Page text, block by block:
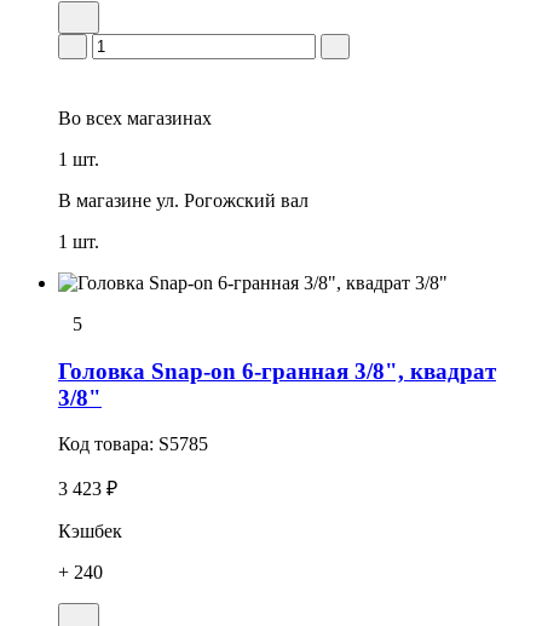
Во всех магазинах
1 шт.
В магазине ул. Рогожский вал
1 шт.
5
Головка Snap-on 6-гранная 3/8", квадрат
3/8"
Код товара: S5785
3 423 ₽
Кэшбек
+ 240